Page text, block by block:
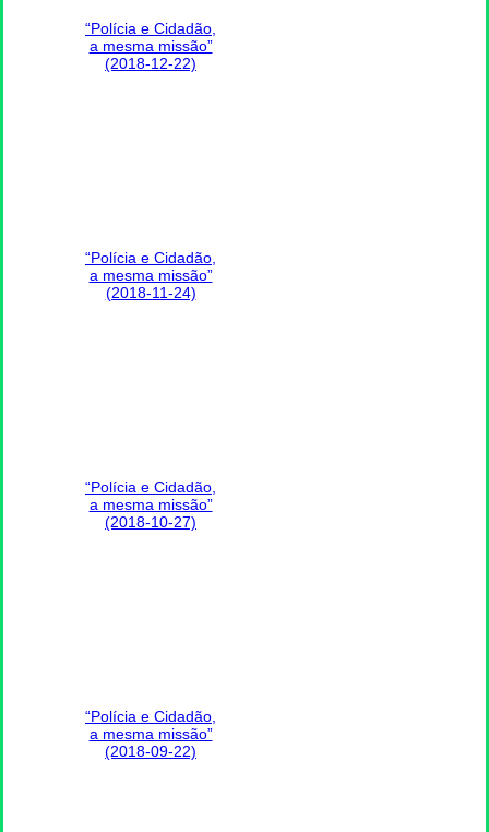
“Polícia e Cidadão,
a mesma missão”
(2018-12-22)
“Polícia e Cidadão,
a mesma missão”
(2018-11-24)
“Polícia e Cidadão,
a mesma missão”
(2018-10-27)
“Polícia e Cidadão,
a mesma missão”
(2018-09-22)